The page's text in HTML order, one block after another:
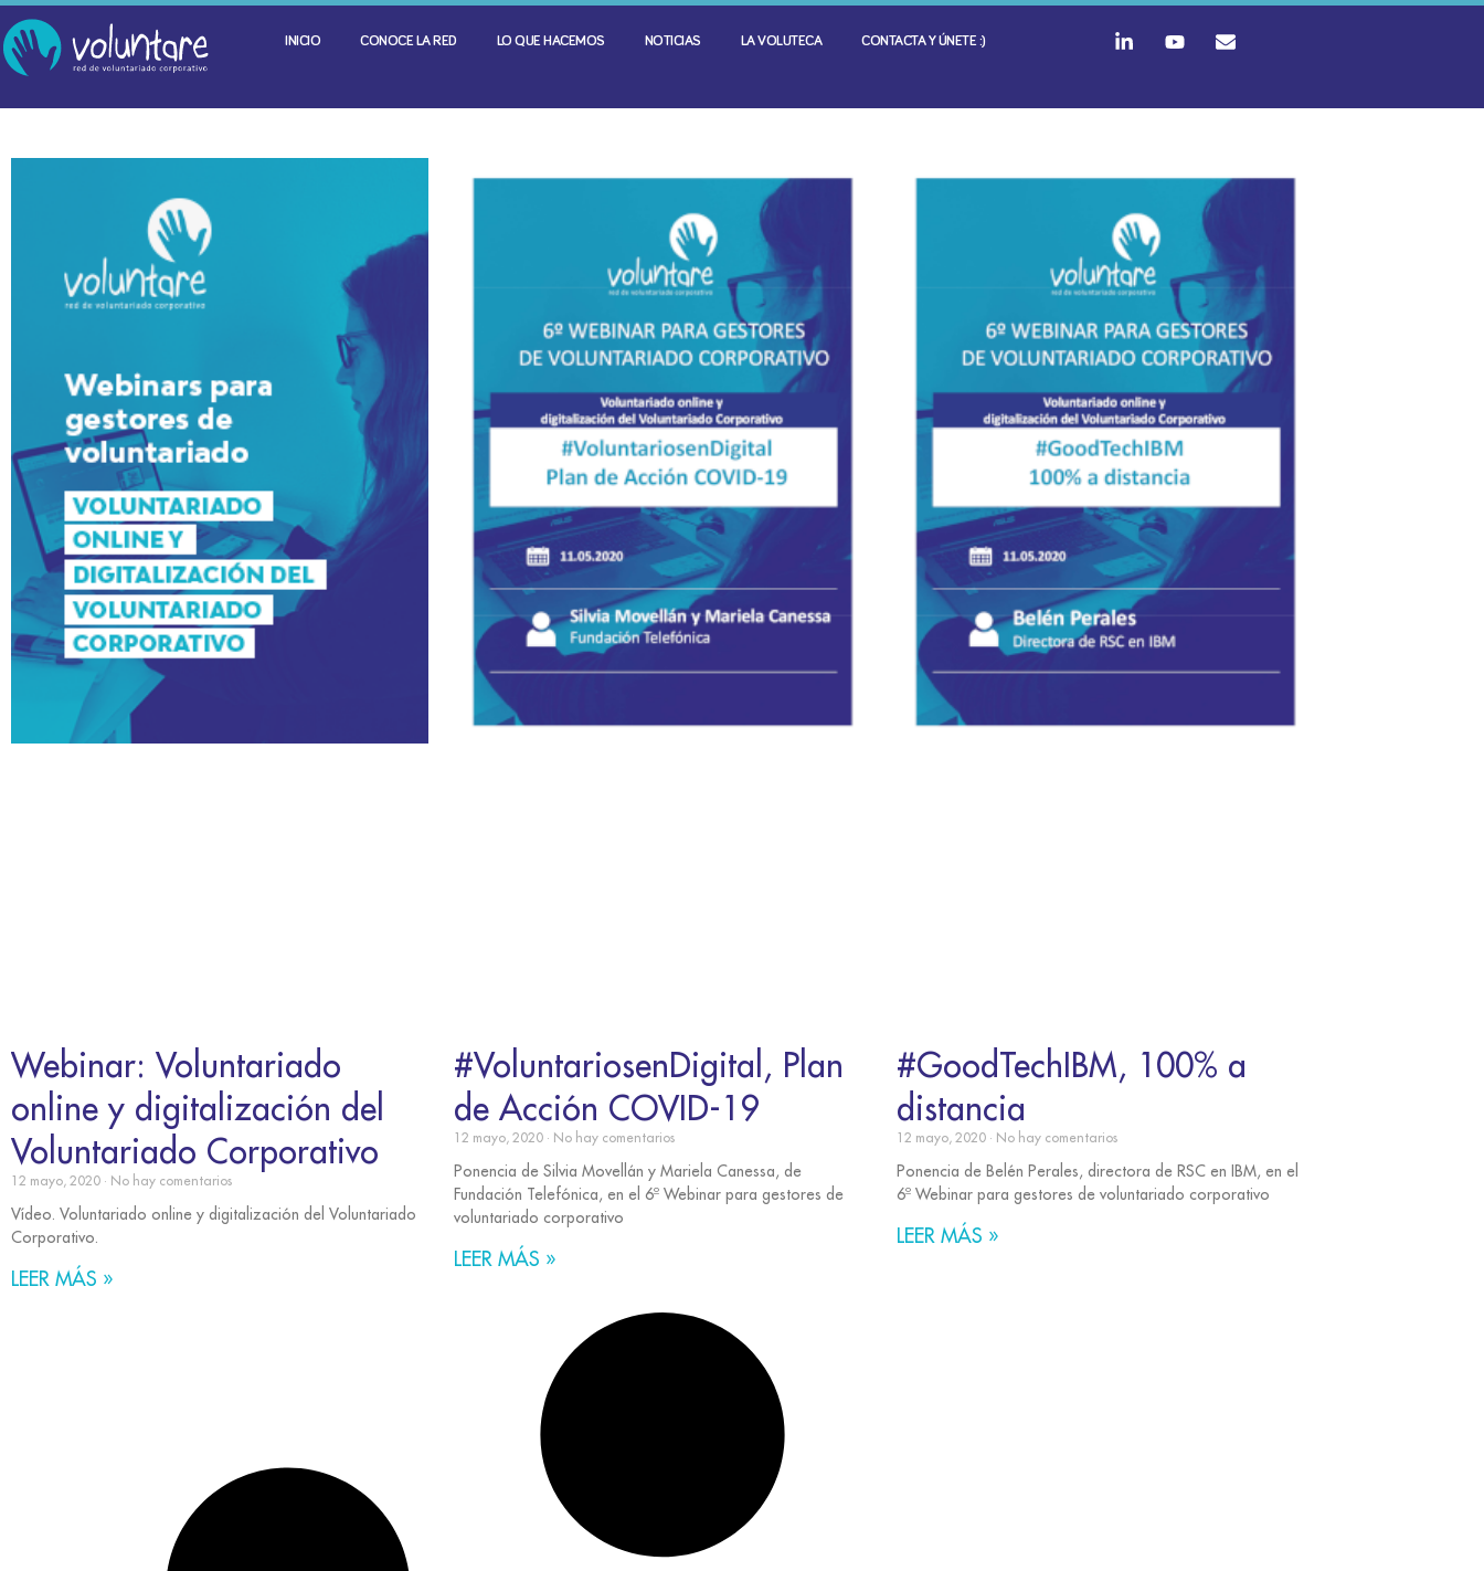
INICIO CONOCE LA RED LO QUE HACEMOS NOTICIAS LA VOLUTECA CONTACTA Y ÚNETE :)
Webinar: Voluntariado
online y digitalización del
Voluntariado Corporativo
12 mayo, 2020 No hay comentarios
Vídeo. Voluntariado online y digitalización del Voluntariado
Corporativo.
LEER MÁS »
#VoluntariosenDigital, Plan
de Acción COVID-19
12 mayo, 2020 No hay comentarios
Ponencia de Silvia Movellán y Mariela Canessa, de
Fundación Telefónica, en el 6º Webinar para gestores de
voluntariado corporativo
LEER MÁS »
#GoodTechIBM, 100% a
distancia
12 mayo, 2020 No hay comentarios
Ponencia de Belén Perales, directora de RSC en IBM, en el
6º Webinar para gestores de voluntariado corporativo
LEER MÁS »